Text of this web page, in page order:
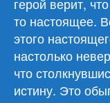
то настоящее.
этого
настолько
что
истину. Это